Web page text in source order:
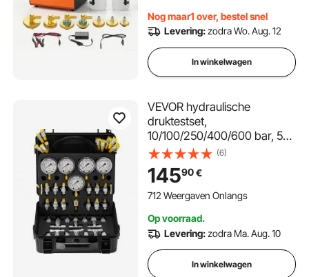
Nog maar1 over, bestel snel
Levering:zodra Wo. Aug. 12
In winkelwagen
VEVOR hydraulische
druktestset,
10/100/250/400/600 bar, 5
meters, 13 koppelingen, 14 T-
connectoren, 5 testslangen,
hydraulische testset voor
graafmachines met draagtas
tractoren
(6)
14590€
712 Weergaven Onlangs
Op voorraad.
Levering:zodra Ma. Aug. 10
In winkelwagen